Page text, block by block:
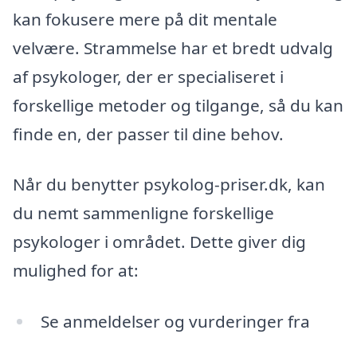
kan fokusere mere på dit mentale
velvære. Strammelse har et bredt udvalg
af psykologer, der er specialiseret i
forskellige metoder og tilgange, så du kan
finde en, der passer til dine behov.
Når du benytter psykolog-priser.dk, kan
du nemt sammenligne forskellige
psykologer i området. Dette giver dig
mulighed for at:
Se anmeldelser og vurderinger fra